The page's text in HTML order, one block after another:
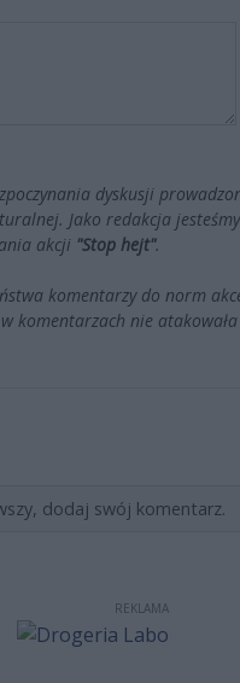
dyskusji
Jako redakcja
akcji "Stop hejt".
komentarzy do norm
komentarzach nie
dodaj swój komentarz.
REKLAMA